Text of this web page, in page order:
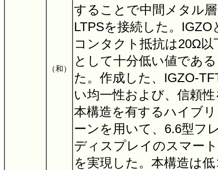
（和）
することで中間メタル
LTPSを接続した。
コンタクト抵抗は20Ω
として十分低い値であ
た。作成した、IGZO-
い均一性および、信頼
本構造を有するハイブ
ーンを用いて、6.6型フ
ディスプレイのスマー
を実現した。本構造は